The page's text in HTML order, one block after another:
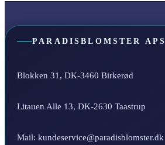
PARADISBLOMSTER APS
Blokken 31, DK-3460 Birkerød
Litauen Alle 13, DK-2630 Taastrup
Mail: kundeservice@paradisblomster.dk